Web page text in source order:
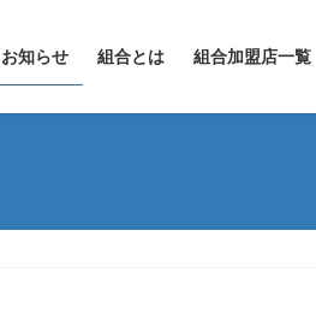
お知らせ 組合とは 組合加盟店一覧